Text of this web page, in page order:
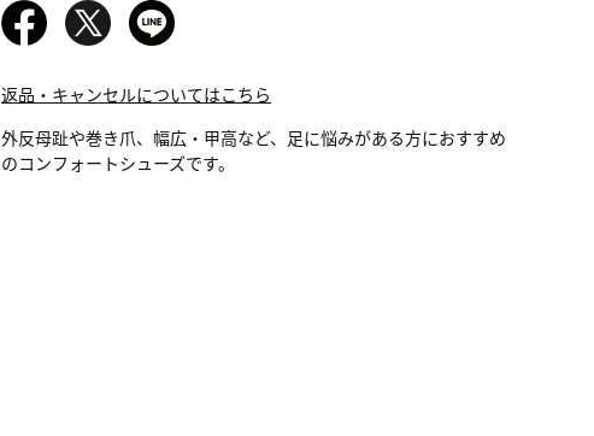
返品・キャンセルについてはこちら
外反母趾や巻き爪、幅広・甲高など、足に悩みがある方におすすめ
のコンフォートシューズです。